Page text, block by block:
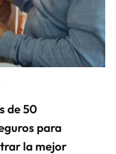
de 50
para
la mejor